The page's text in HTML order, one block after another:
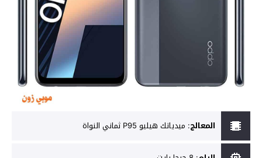
المعالج: ميدياتك هيليو P95 ثماني النواة